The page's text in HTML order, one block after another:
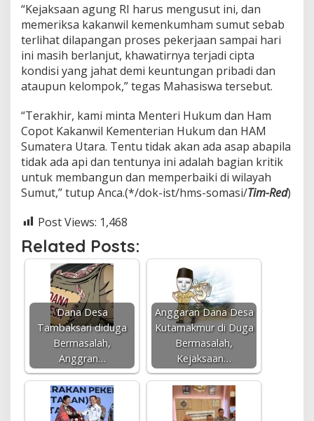
“Kejaksaan agung RI harus mengusut ini, dan
memeriksa kakanwil kemenkumham sumut sebab
terlihat dilapangan proses pekerjaan sampai hari
ini masih berlanjut, khawatirnya terjadi cipta
kondisi yang jahat demi keuntungan pribadi dan
ataupun kelompok,” tegas Mahasiswa tersebut.
“Terakhir, kami minta Menteri Hukum dan Ham
Copot Kakanwil Kementerian Hukum dan HAM
Sumatera Utara. Tentu tidak akan ada asap abapila
tidak ada api dan tentunya ini adalah bagian kritik
untuk membangun dan memperbaiki di wilayah
Sumut,” tutup Anca.(*/dok-ist/hms-somasi/Tim-Red)
Post Views: 1,468
Related Posts:
Dana Desa
Tambaksari diduga
Bermasalah,
Anggran…
Anggaran Dana Desa
Kutamakmur di Duga
Bermasalah,
Kejaksaan…